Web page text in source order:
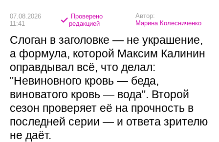
07.08.2026
11:41
Проверено
редакцией
Автор:
Марина Колесниченко
Слоган в заголовке — не украшение,
а формула, которой Максим Калинин
оправдывал всё, что делал:
"Невиновного кровь — беда,
виноватого кровь — вода". Второй
сезон проверяет её на прочность в
последней серии — и ответа зрителю
не даёт.